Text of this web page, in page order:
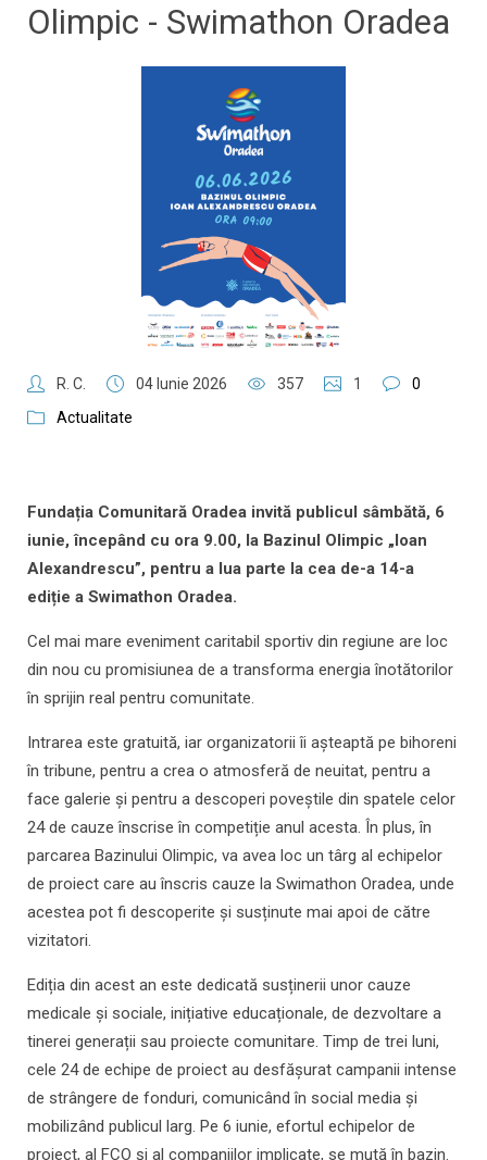
Olimpic - Swimathon Oradea
R. C. 04 Iunie 2026 357 1
0
Actualitate
Fundația Comunitară Oradea invită publicul sâmbătă, 6
iunie, începând cu ora 9.00, la Bazinul Olimpic „Ioan
Alexandrescu”, pentru a lua parte la cea de-a 14-a
ediție a Swimathon Oradea.
Cel mai mare eveniment caritabil sportiv din regiune are loc
din nou cu promisiunea de a transforma energia înotătorilor
în sprijin real pentru comunitate.
Intrarea este gratuită, iar organizatorii îi așteaptă pe bihoreni
în tribune, pentru a crea o atmosferă de neuitat, pentru a
face galerie și pentru a descoperi poveștile din spatele celor
24 de cauze înscrise în competiție anul acesta. În plus, în
parcarea Bazinului Olimpic, va avea loc un târg al echipelor
de proiect care au înscris cauze la Swimathon Oradea, unde
acestea pot fi descoperite și susținute mai apoi de către
vizitatori.
Ediția din acest an este dedicată susținerii unor cauze
medicale și sociale, inițiative educaționale, de dezvoltare a
tinerei generații sau proiecte comunitare. Timp de trei luni,
cele 24 de echipe de proiect au desfășurat campanii intense
de strângere de fonduri, comunicând în social media și
mobilizând publicul larg. Pe 6 iunie, efortul echipelor de
proiect, al FCO și al companiilor implicate, se mută în bazin.